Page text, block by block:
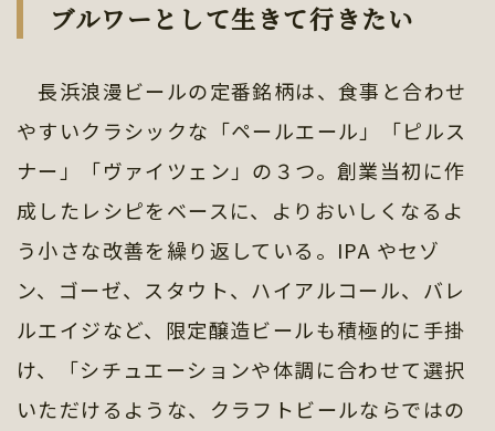
ブルワーとして生きて行きたい
長浜浪漫ビールの定番銘柄は、食事と合わせ
やすいクラシックな「ペールエール」「ピルス
ナー」「ヴァイツェン」の３つ。創業当初に作
成したレシピをベースに、よりおいしくなるよ
う小さな改善を繰り返している。IPA やセゾ
ン、ゴーゼ、スタウト、ハイアルコール、バレ
ルエイジなど、限定醸造ビールも積極的に手掛
け、「シチュエーションや体調に合わせて選択
いただけるような、クラフトビールならではの